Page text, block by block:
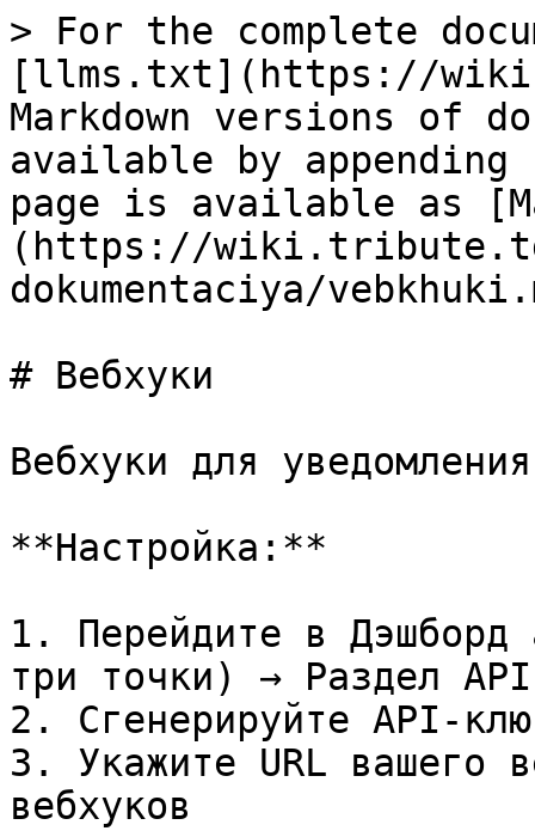
> For the complete
[llms.txt](https://
Markdown versions of
available by
page is available as
(https://
dokumentaciya/
# Вебхуки
Вебхуки для
**Настройка:**
1. Перейдите в Дэшборд
три точки) → Раздел
2. Сгенерируйте API-
3. Укажите URL вашего
вебхуков